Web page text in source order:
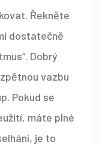
Řekněte
dostatečně
Dobrý
vazbu
Pokud se
máte plné
je to